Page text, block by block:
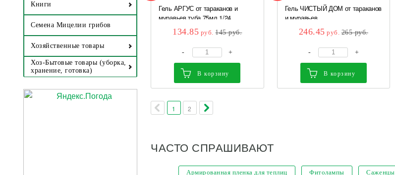
Книги
Семена Мицелии грибов
Хозяйственные товары
Хоз-Бытовые товары (уборка,
хранение, готовка)
Гель АРГУС от тараканов и
муравьев туба 75мл 1/24
134.85 руб. 145руб.
- +
В корзину
Гель ЧИСТЫЙ ДОМ от тараканов
и муравьев...
246.45 руб. 265руб.
- +
В корзину
1 2
ЧАСТО СПРАШИВАЮТ
Армированная пленка для теплиц Фитолампы Саженцы